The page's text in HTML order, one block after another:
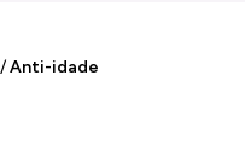
/Anti-idade